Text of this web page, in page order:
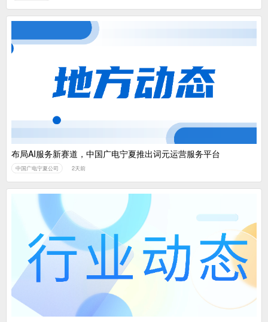
布局AI服务新赛道，中国广电宁夏推出词元运营服务平台
中国广电宁夏公司 2天前